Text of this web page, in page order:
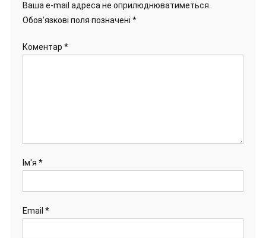
Ваша e-mail адреса не оприлюднюватиметься.
Обов’язкові поля позначені *
Коментар *
Ім'я *
Email *